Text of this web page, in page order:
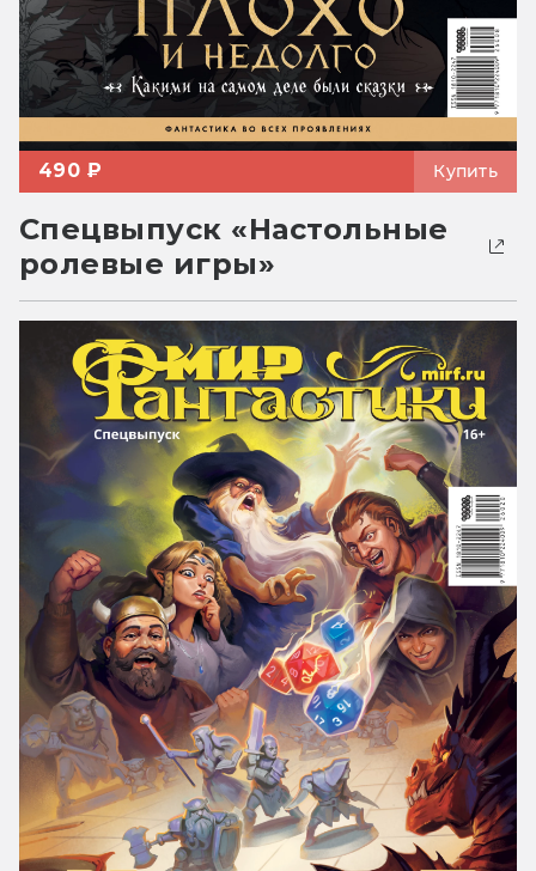
490 ₽ Купить
Спецвыпуск «Настольные
ролевые игры»